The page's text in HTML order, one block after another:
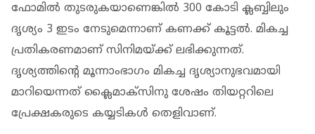
ഫോമിൽ തുടരുകയാണെങ്കിൽ 300 കോടി ക്ലബ്ബിലും
ദൃശ്യം 3 ഇടം നേടുമെന്നാണ് കണക്ക് കൂട്ടൽ. മികച്ച
പ്രതികരണമാണ് സിനിമയ്ക്ക് ലഭിക്കുന്നത്.
ദൃശ്യത്തിന്റെ മൂന്നാംഭാഗം മികച്ച ദൃശ്യാനുഭവമായി
മാറിയെന്നത് ക്ലൈമാക്സിനു ശേഷം തിയറ്ററിലെ
പ്രേക്ഷകരുടെ കയ്യടികൾ തെളിവാണ്.